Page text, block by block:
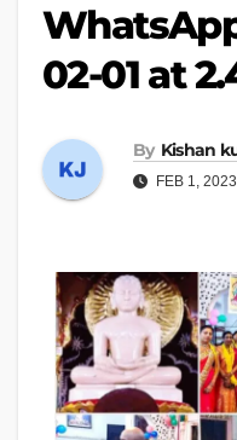
02-01 at
By Kishan
FEB 1, 2023